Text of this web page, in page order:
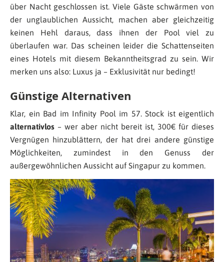
über Nacht geschlossen ist. Viele Gäste schwärmen von
der unglaublichen Aussicht, machen aber gleichzeitig
keinen Hehl daraus, dass ihnen der Pool viel zu
überlaufen war. Das scheinen leider die Schattenseiten
eines Hotels mit diesem Bekanntheitsgrad zu sein. Wir
merken uns also: Luxus ja – Exklusivität nur bedingt!
Günstige Alternativen
Klar, ein Bad im Infinity Pool im 57. Stock ist eigentlich
alternativlos – wer aber nicht bereit ist, 300€ für dieses
Vergnügen hinzublättern, der hat drei andere günstige
Möglichkeiten, zumindest in den Genuss der
außergewöhnlichen Aussicht auf Singapur zu kommen.